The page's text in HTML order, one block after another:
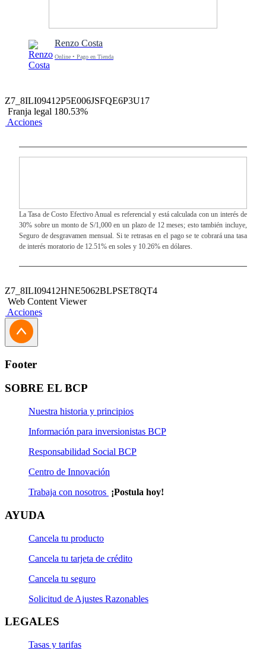
Renzo Costa
Online • Pago en Tienda
Z7_8ILI09412P5E006JSFQE6P3U17
Franja legal 180.53%
Acciones
La Tasa de Costo Efectivo Anual es referencial y está calculada con un interés de
30% sobre un monto de S/1,000 en un plazo de 12 meses; esto también incluye,
Seguro de desgravamen mensual. Si te retrasas en el pago se te cobrará una tasa
de interés moratorio de 12.51% en soles y 10.26% en dólares.
Z7_8ILI09412HNE5062BLPSET8QT4
Web Content Viewer
Acciones
Footer
SOBRE EL BCP
Nuestra historia y principios
Información para inversionistas BCP
Responsabilidad Social BCP
Centro de Innovación
Trabaja con nosotros ¡Postula hoy!
AYUDA
Cancela tu producto
Cancela tu tarjeta de crédito
Cancela tu seguro
Solicitud de Ajustes Razonables
LEGALES
Tasas y tarifas